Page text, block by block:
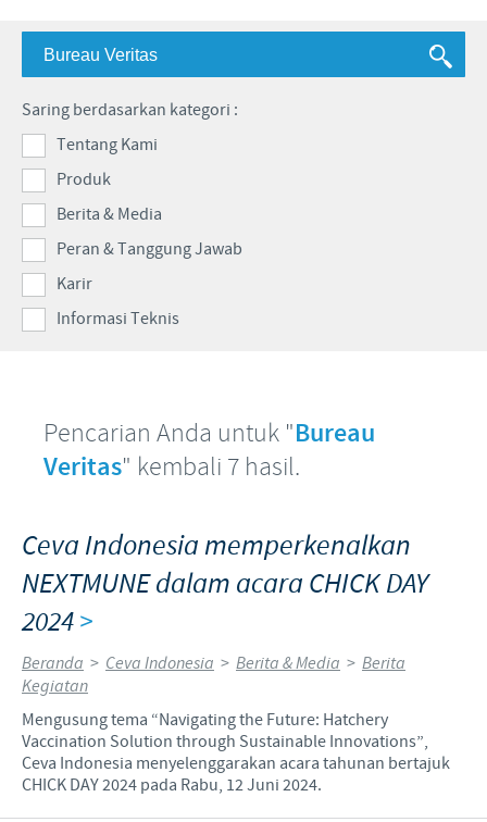
Produksi
Keberadaan Ceva di dunia
Sapi
Informasi lain
Berita Kegiatan
PERAN & TANGGUNG JAWAB
Fokus pada peranan
Kerja sama bisnis dan ilmiah
Kontribusi
Program pendukung
KARIR
Pekerjaan utama kami
Lowongan Pekerjaan
Pengembangan Diri
Saring berdasarkan kategori :
Tentang Kami
Produk
Berita & Media
Peran & Tanggung Jawab
Karir
Informasi Teknis
Pencarian Anda untuk "Bureau
Veritas" kembali 7 hasil.
Ceva Indonesia memperkenalkan
NEXTMUNE dalam acara CHICK DAY
2024>
Beranda > Ceva Indonesia > Berita & Media > Berita
Kegiatan
Mengusung tema “Navigating the Future: Hatchery
Vaccination Solution through Sustainable Innovations”,
Ceva Indonesia menyelenggarakan acara tahunan bertajuk
CHICK DAY 2024 pada Rabu, 12 Juni 2024.